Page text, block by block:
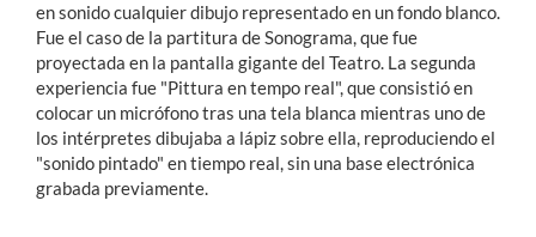
en sonido cualquier dibujo representado en un fondo blanco.
Fue el caso de la partitura de Sonograma, que fue
proyectada en la pantalla gigante del Teatro. La segunda
experiencia fue "Pittura en tempo real", que consistió en
colocar un micrófono tras una tela blanca mientras uno de
los intérpretes dibujaba a lápiz sobre ella, reproduciendo el
"sonido pintado" en tiempo real, sin una base electrónica
grabada previamente.